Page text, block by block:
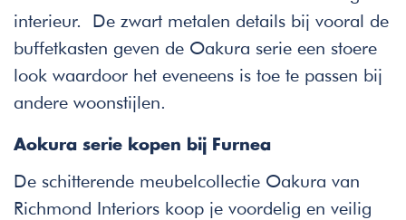
interieur. De zwart metalen details bij vooral de
buffetkasten geven de Oakura serie een stoere
look waardoor het eveneens is toe te passen bij
andere woonstijlen.
Aokura serie kopen bij Furnea
De schitterende meubelcollectie Oakura van
Richmond Interiors koop je voordelig en veilig